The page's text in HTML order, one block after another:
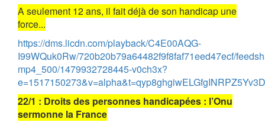
A seulement 12 ans, il fait déjà de son handicap une
force...
https://dms.licdn.com/playback/C4E00AQG-
I99WQuk0Rw/720b20b79a64482f9f8faf71eed47ecf/
mp4_500/1479932728445-v0ch3x?
22/1 : Droits des personnes handicapées : l’Onu
sermonne la France